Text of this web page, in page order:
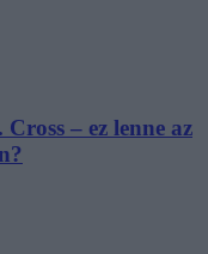
– ez lenne az